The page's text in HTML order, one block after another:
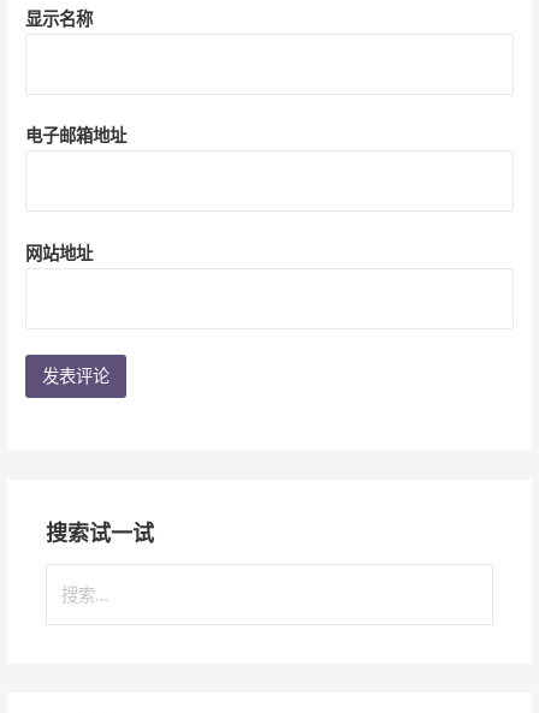
显示名称
电子邮箱地址
网站地址
搜索试一试
索